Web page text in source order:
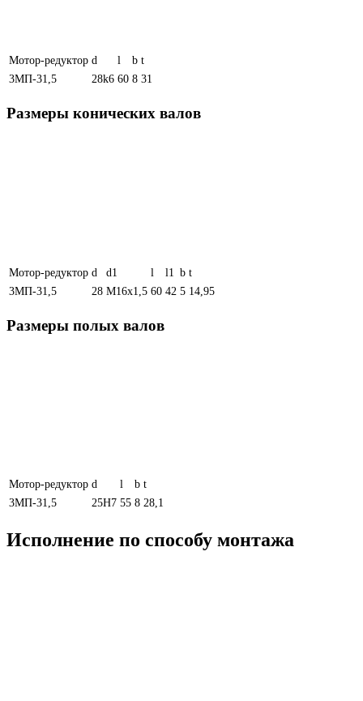
Мотор-редуктор d l b t
3МП-31,5
28k6 60 8 31
Размеры конических валов
Мотор-редуктор d d1 l l1 b t
3МП-31,5
28 М16х1,5 60 42 5 14,95
Размеры полых валов
Мотор-редуктор d l b t
3МП-31,5
25Н7 55 8 28,1
Исполнение по способу монтажа